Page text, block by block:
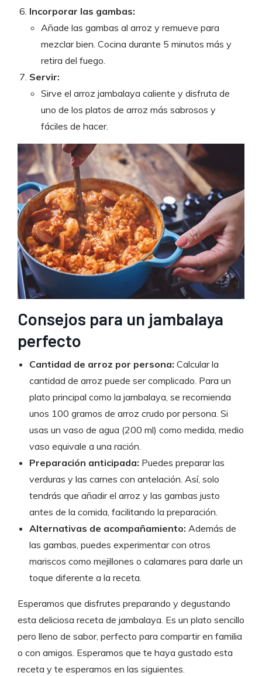
Incorporar las gambas:
Añade las gambas al arroz y remueve para
mezclar bien. Cocina durante 5 minutos más y
retira del fuego.
Servir:
Sirve el arroz jambalaya caliente y disfruta de
uno de los platos de arroz más sabrosos y
fáciles de hacer.
Consejos para un jambalaya
perfecto
Cantidad de arroz por persona: Calcular la
cantidad de arroz puede ser complicado. Para un
plato principal como la jambalaya, se recomienda
unos 100 gramos de arroz crudo por persona. Si
usas un vaso de agua (200 ml) como medida, medio
vaso equivale a una ración.
Preparación anticipada: Puedes preparar las
verduras y las carnes con antelación. Así, solo
tendrás que añadir el arroz y las gambas justo
antes de la comida, facilitando la preparación.
Alternativas de acompañamiento: Además de
las gambas, puedes experimentar con otros
mariscos como mejillones o calamares para darle un
toque diferente a la receta.
Esperamos que disfrutes preparando y degustando
esta deliciosa receta de jambalaya. Es un plato sencillo
pero lleno de sabor, perfecto para compartir en familia
o con amigos. Esperamos que te haya gustado esta
receta y te esperamos en las siguientes.